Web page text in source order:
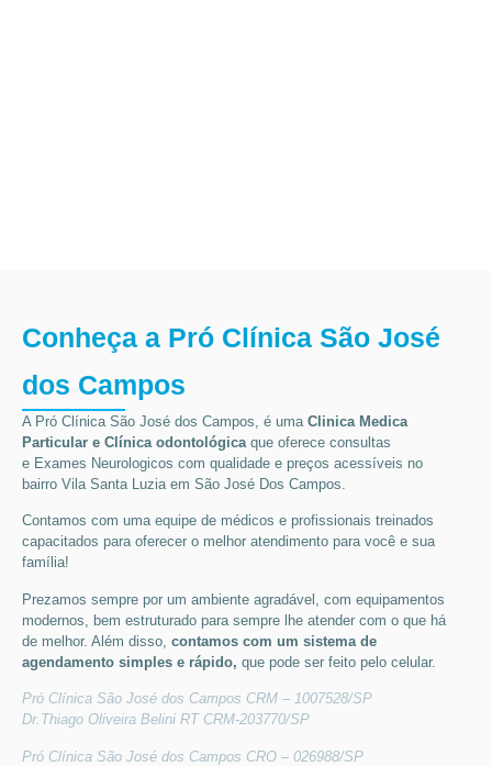
Conheça a Pró Clínica São José
dos Campos
A Pró Clínica São José dos Campos, é uma Clinica Medica
Particular e Clínica odontológicaque oferece consultas
e Exames Neurologicos com qualidade e preços acessíveis no
bairro Vila Santa Luzia em São José Dos Campos.
Contamos com uma equipe de médicos e profissionais treinados
capacitados para oferecer o melhor atendimento para você e sua
família!
Prezamos sempre por um ambiente agradável, com equipamentos
modernos, bem estruturado para sempre lhe atender com o que há
de melhor. Além disso, contamos com um sistema de
agendamento simples e rápido, que pode ser feito pelo celular.
Pró Clínica São José dos Campos CRM – 1007528/SP
Dr.Thiago Oliveira Belini RT CRM-203770/SP
Pró Clínica São José dos Campos CRO – 026988/SP